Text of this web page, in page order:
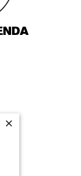
×